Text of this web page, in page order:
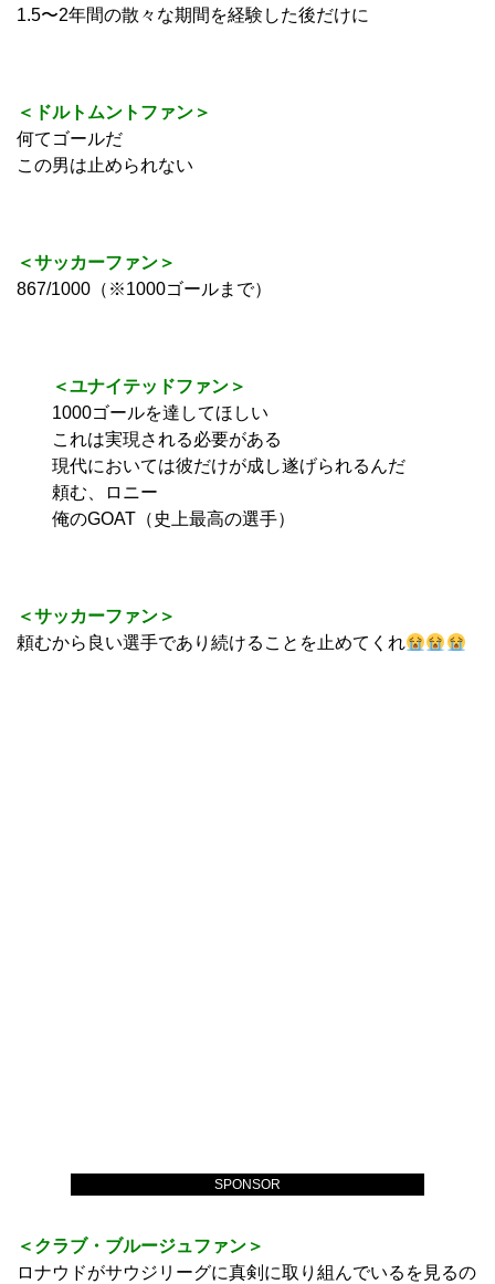
SPONSOR
1.5〜2年間の散々な期間を経験した後だけに
＜ドルトムントファン＞
何てゴールだ
この男は止められない
＜サッカーファン＞
867/1000（※1000ゴールまで）
＜ユナイテッドファン＞
1000ゴールを達してほしい
これは実現される必要がある
現代においては彼だけが成し遂げられるんだ
頼む、ロニー
俺のGOAT（史上最高の選手）
＜サッカーファン＞
頼むから良い選手であり続けることを止めてくれ
＜クラブ・ブルージュファン＞
ロナウドがサウジリーグに真剣に取り組んでいるを見るの